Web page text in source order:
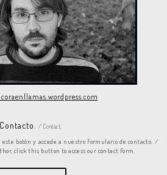
Contacto. / Contact.
botón y accede a nuestro formulario de contacto. /
click this button to access our contact form.